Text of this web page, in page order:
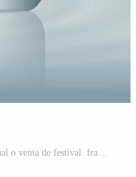
suero facial hidratante para venta anual o venta de festival. frasco de máscara de suero azul y dorado aislado sobre fondo de partículas brillantes. elegantes anuncios cosméticos, ilustración Vector Gratis